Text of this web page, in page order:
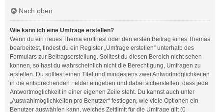
Nach oben
Wie kann ich eine Umfrage erstellen?
Wenn du ein neues Thema eröffnest oder den ersten Beitrag eines Themas
bearbeitest, findest du ein Register „Umfrage erstellen“ unterhalb des
Formulars zur Beitragserstellung. Solltest du diesen Bereich nicht sehen
können, so hast du wahrscheinlich nicht die Berechtigung, Umfragen zu
erstellen. Du solltest einen Titel und mindestens zwei Antwortmöglichkeiten
in die entsprechenden Felder eingeben und dabei sicherstellen, dass jede
Antwortmöglichkeit in einer eigenen Zeile steht. Du kannst auch unter
„Auswahlmöglichkeiten pro Benutzer“ festlegen, wie viele Optionen ein
Benutzer auswählen kann, welches Zeitlimit für die Umfrage gilt (0